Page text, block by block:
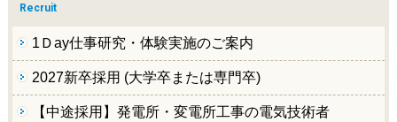
Recruit
1Ｄay仕事研究・体験実施のご案内
2027新卒採用 (大学卒または専門卒)
【中途採用】発電所・変電所工事の電気技術者